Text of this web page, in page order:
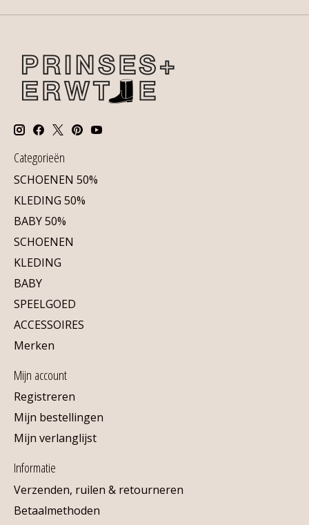
Categorieën
SCHOENEN 50%
KLEDING 50%
BABY 50%
SCHOENEN
KLEDING
BABY
SPEELGOED
ACCESSOIRES
Merken
Mijn account
Registreren
Mijn bestellingen
Mijn verlanglijst
Informatie
Verzenden, ruilen & retourneren
Betaalmethoden